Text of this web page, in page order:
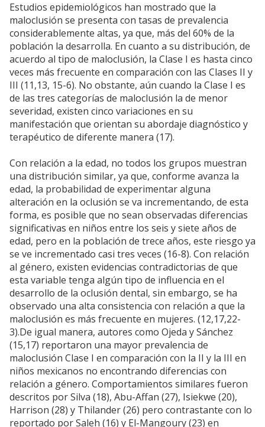
Estudios epidemiológicos han mostrado que la
maloclusión se presenta con tasas de prevalencia
considerablemente altas, ya que, más del 60% de la
población la desarrolla. En cuanto a su distribución, de
acuerdo al tipo de maloclusión, la Clase I es hasta cinco
veces más frecuente en comparación con las Clases II y
III (11,13, 15-6). No obstante, aún cuando la Clase I es
de las tres categorías de maloclusión la de menor
severidad, existen cinco variaciones en su
manifestación que orientan su abordaje diagnóstico y
terapéutico de diferente manera (17).
Con relación a la edad, no todos los grupos muestran
una distribución similar, ya que, conforme avanza la
edad, la probabilidad de experimentar alguna
alteración en la oclusión se va incrementando, de esta
forma, es posible que no sean observadas diferencias
significativas en niños entre los seis y siete años de
edad, pero en la población de trece años, este riesgo ya
se ve incrementado casi tres veces (16-8). Con relación
al género, existen evidencias contradictorias de que
esta variable tenga algún tipo de influencia en el
desarrollo de la oclusión dental, sin embargo, se ha
observado una alta consistencia con relación a que la
maloclusión es más frecuente en mujeres. (12,17,22-
3).De igual manera, autores como Ojeda y Sánchez
(15,17) reportaron una mayor prevalencia de
maloclusión Clase I en comparación con la II y la III en
niños mexicanos no encontrando diferencias con
relación a género. Comportamientos similares fueron
descritos por Silva (18), Abu-Affan (27), Isiekwe (20),
Harrison (28) y Thilander (26) pero contrastante con lo
reportado por Saleh (16) y El-Mangoury (23) en